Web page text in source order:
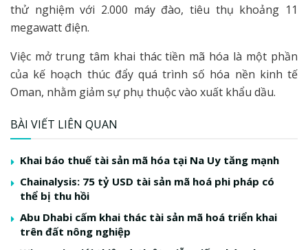
thử nghiệm với 2.000 máy đào, tiêu thụ khoảng 11
megawatt điện.
Việc mở trung tâm khai thác tiền mã hóa là một phần
của kế hoạch thúc đẩy quá trình số hóa nền kinh tế
Oman, nhằm giảm sự phụ thuộc vào xuất khẩu dầu.
BÀI VIẾT LIÊN QUAN
Khai báo thuế tài sản mã hóa tại Na Uy tăng mạnh
Chainalysis: 75 tỷ USD tài sản mã hoá phi pháp có
thể bị thu hồi
Abu Dhabi cấm khai thác tài sản mã hoá triển khai
trên đất nông nghiệp